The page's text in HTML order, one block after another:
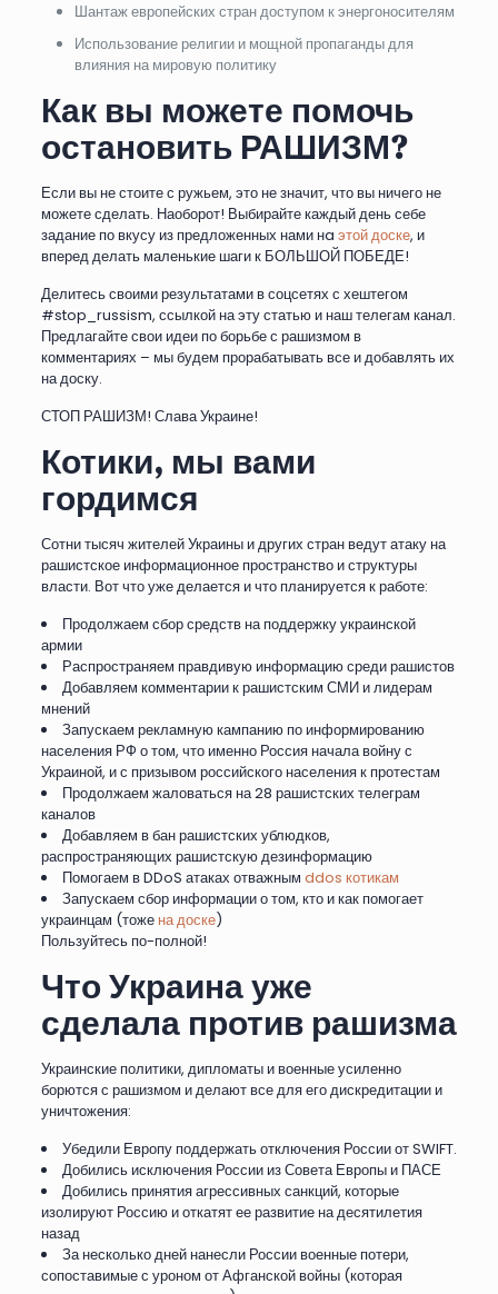
Шантаж европейских стран доступом к энергоносителям
Использование религии и мощной пропаганды для
влияния на мировую политику
Как вы можете помочь
остановить РАШИЗМ?
Если вы не стоите с ружьем, это не значит, что вы ничего не
можете сделать. Наоборот! Выбирайте каждый день себе
задание по вкусу из предложенных нами нa этой доске, и
вперед делать маленькие шаги к БОЛЬШОЙ ПОБЕДЕ!
Делитесь своими результатами в соцсетях с хештегом
#stop_russism, ссылкой на эту статью и наш телегам канал.
Предлагайте свои идеи по борьбе с рашизмом в
комментариях – мы будем прорабатывать все и добавлять их
на доску.
СТОП РАШИЗМ! Слава Украине!
Котики, мы вами
гордимся
Сотни тысяч жителей Украины и других стран ведут атаку на
рашистское информационное пространство и структуры
власти. Вот что уже делается и что планируется к работе:
Продолжаем сбор средств на поддержку украинской
армии
Распространяем правдивую информацию среди рашистов
Добавляем комментарии к рашистским СМИ и лидерам
мнений
Запускаем рекламную кампанию по информированию
населения РФ о том, что именно Россия начала войну с
Украиной, и с призывом российского населения к протестам
Продолжаем жаловаться на 28 рашистских телеграм
каналов
Добавляем в бан рашистских ублюдков,
распространяющих рашистскую дезинформацию
Помогаем в DDoS атаках отважным ddos котикам
Запускаем сбор информации о том, кто и как помогает
украинцам (тоже на доске)
Пользуйтесь по-полной!
Что Украина уже
сделала против рашизма
Украинские политики, дипломаты и военные усиленно
борются с рашизмом и делают все для его дискредитации и
уничтожения:
Убедили Европу поддержать отключения России от SWIFT.
Добились исключения России из Совета Европы и ПАСЕ
Добились принятия агрессивных санкций, которые
изолируют Россию и откатят ее развитие на десятилетия
назад
За несколько дней нанесли России военные потери,
сопоставимые с уроном от Афганской войны (которая